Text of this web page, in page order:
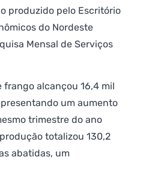
produzido pelo Escritório
do Nordeste
Mensal de Serviços
alcançou 16,4 mil
um aumento
trimestre do ano
totalizou 130,2
abatidas, um